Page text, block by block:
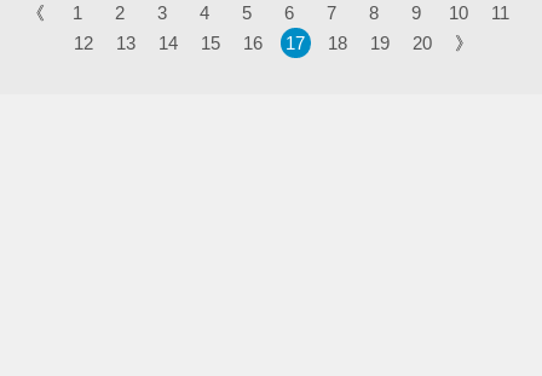
《 1 2 3 4 5 6 7 8 9 10
11
12
13 14 15 16 17 18 19 20 》